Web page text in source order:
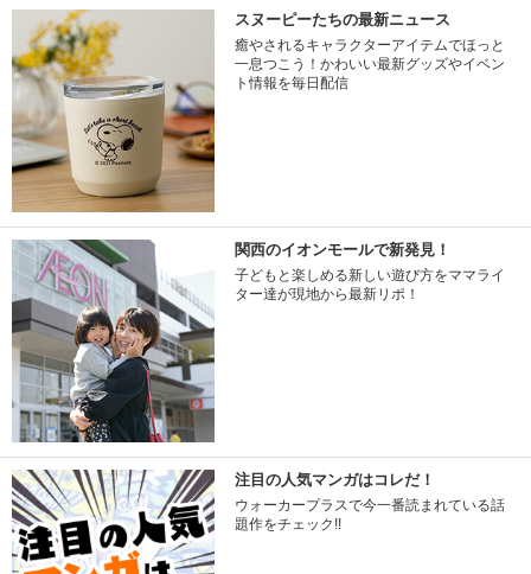
スヌーピーたちの最新ニュース
癒やされるキャラクターアイテムでほっと
一息つこう！かわいい最新グッズやイベン
ト情報を毎日配信
関西のイオンモールで新発見！
子どもと楽しめる新しい遊び方をママライ
ター達が現地から最新リポ！
注目の人気マンガはコレだ！
ウォーカープラスで今一番読まれている話
題作をチェック!!